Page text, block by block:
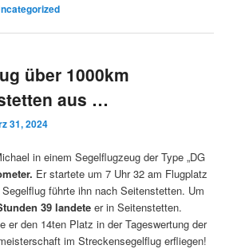
über 1000km
aus …
31, 2024
in einem Segelflugzeug der Type „DG
Er startete um 7 Uhr 32 am Flugplatz
führte ihn nach Seitenstetten. Um
39 landeteer in Seitenstetten.
er den 14ten Platz in der Tageswertung der
im Streckensegelflug erfliegen!